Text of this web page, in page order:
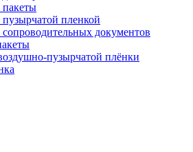
пакеты
пленкой
документов
пузырчатой плёнки